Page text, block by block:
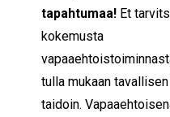
tapahtumaa! Et
kokemusta
tulla mukaan
taidoin.